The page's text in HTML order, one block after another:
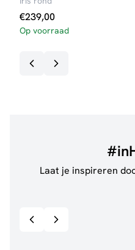
€239,00
Op voorraad
Laat je inspireren